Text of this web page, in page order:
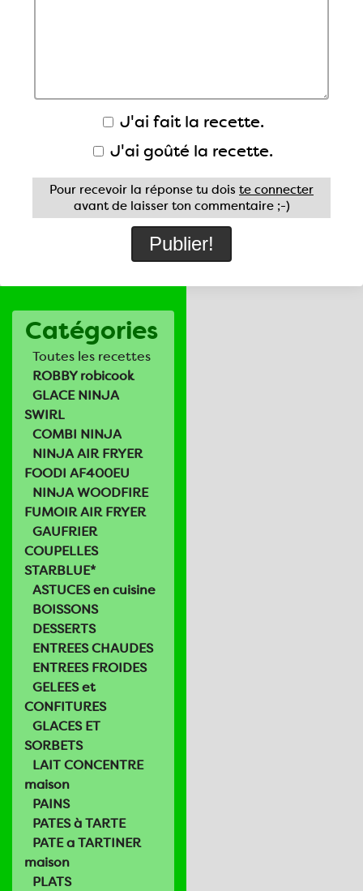
Catégories
Toutes les recettes
ROBBY robicook
GLACE NINJA
SWIRL
COMBI NINJA
NINJA AIR FRYER
FOODI AF400EU
NINJA WOODFIRE
FUMOIR AIR FRYER
GAUFRIER
COUPELLES
STARBLUE*
ASTUCES en cuisine
BOISSONS
DESSERTS
ENTREES CHAUDES
ENTREES FROIDES
GELEES et
CONFITURES
GLACES ET
SORBETS
LAIT CONCENTRE
maison
PAINS
PATES à TARTE
PATE a TARTINER
maison
PLATS
J'ai fait la recette.
J'ai goûté la recette.
Pour recevoir la réponse tu dois te connecter
avant de laisser ton commentaire ;-)